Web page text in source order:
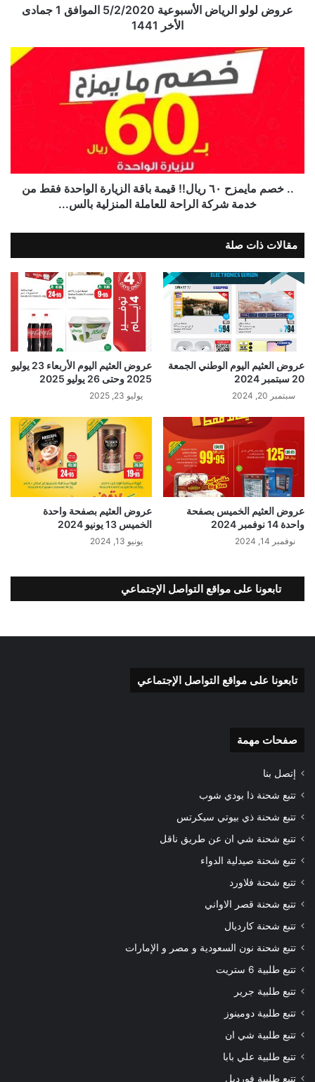
عروض لولو الرياض الأسبوعية 5/2/2020 الموافق 1 جمادى
الأخر 1441
.. خصم مايمزح ٦٠ ريال!! قيمة باقة الزيارة الواحدة فقط من
خدمة شركة الراحة للعاملة المنزلية بالس...
مقالات ذات صلة
عروض العثيم اليوم الوطني الجمعة
20 سبتمبر 2024
سبتمبر 20, 2024
عروض العثيم اليوم الأربعاء 23 يوليو
2025 وحتى 26 يوليو 2025
يوليو 23, 2025
عروض العثيم الخميس بصفحة
واحدة 14 نوفمبر 2024
نوفمبر 14, 2024
عروض العثيم بصفحة واحدة
الخميس 13 يونيو 2024
يونيو 13, 2024
تابعونا على مواقع التواصل الإجتماعي
تابعونا على مواقع التواصل الإجتماعي
صفحات مهمة
إتصل بنا
تتبع شحنة ذا بودي شوب
تتبع شحنة ذي بيوتي سيكرتس
تتبع شحنة شي ان عن طريق ناقل
تتبع شحنة صيدلية الدواء
تتبع شحنة فلاورد
تتبع شحنة قصر الاواني
تتبع شحنة كارديال
تتبع شحنة نون السعودية و مصر و الإمارات
تتبع طلبية 6 ستريت
تتبع طلبية جرير
تتبع طلبية دومينوز
تتبع طلبية شي ان
تتبع طلبية علي بابا
تتبع طلبية فورديل